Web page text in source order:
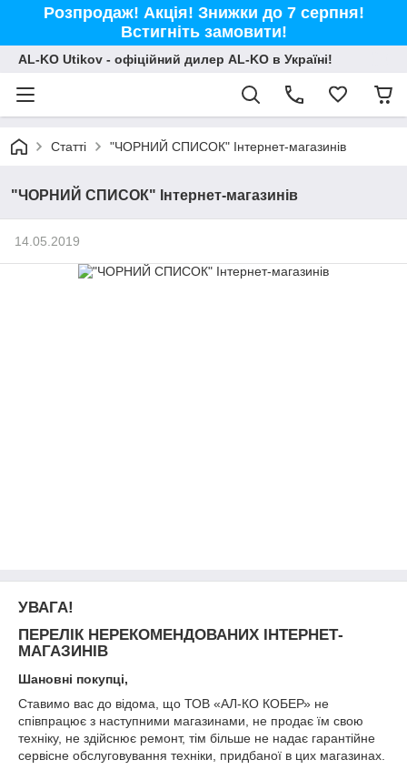
Розпродаж! Акція! Знижки до 7 серпня!
Встигніть замовити!
AL-KO Utikov - офіційний дилер AL-KO в Україні!
Статті "ЧОРНИЙ СПИСОК" Інтернет-магазинів
"ЧОРНИЙ СПИСОК" Інтернет-магазинів
14.05.2019
УВАГА!
ПЕРЕЛІК НЕРЕКОМЕНДОВАНИХ ІНТЕРНЕТ-
МАГАЗИНІВ
Шановні покупці,
Ставимо вас до відома, що ТОВ «АЛ-КО КОБЕР» не
співпрацює з наступними магазинами, не продає їм свою
техніку, не здійснює ремонт, тім більше не надає гарантійне
сервісне обслуговування техніки, придбаної в цих магазинах.